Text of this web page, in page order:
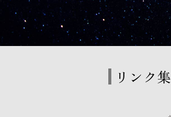
リンク集